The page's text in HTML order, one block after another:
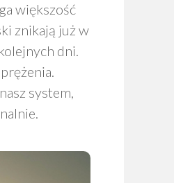
większość
znikają już w
dni.
system,